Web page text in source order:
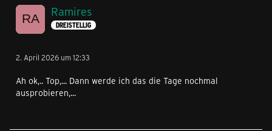
Ramires
DREISTELLIG
2. April 2026 um 12:33
Ah ok,.. Top,... Dann werde ich das die Tage nochmal
ausprobieren,...